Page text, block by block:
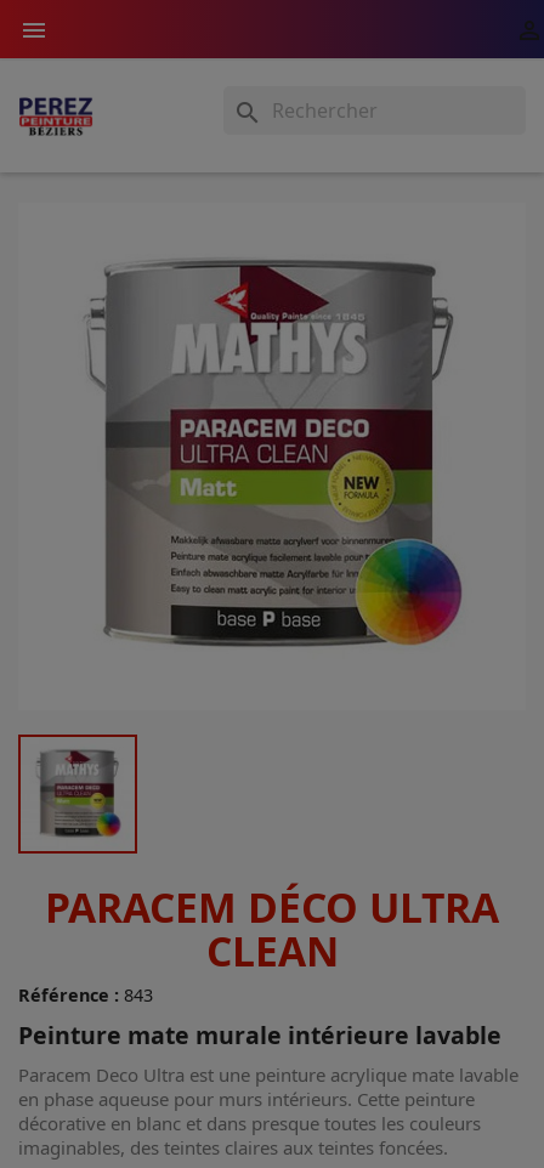
 

PARACEM DÉCO ULTRA
CLEAN
Référence : 843
Peinture mate murale intérieure lavable
Paracem Deco Ultra est une peinture acrylique mate lavable
en phase aqueuse pour murs intérieurs. Cette peinture
décorative en blanc et dans presque toutes les couleurs
imaginables, des teintes claires aux teintes foncées.